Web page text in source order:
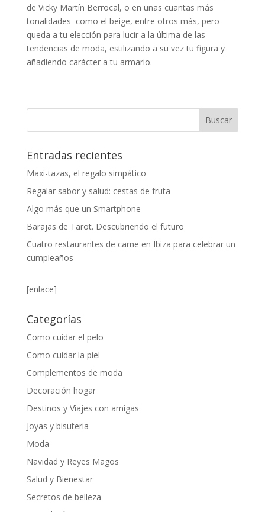
de Vicky Martín Berrocal, o en unas cuantas más
tonalidades como el beige, entre otros más, pero
queda a tu elección para lucir a la última de las
tendencias de moda, estilizando a su vez tu figura y
añadiendo carácter a tu armario.
Entradas recientes
Maxi-tazas, el regalo simpático
Regalar sabor y salud: cestas de fruta
Algo más que un Smartphone
Barajas de Tarot. Descubriendo el futuro
Cuatro restaurantes de carne en Ibiza para celebrar un
cumpleaños
[enlace]
Categorías
Como cuidar el pelo
Como cuidar la piel
Complementos de moda
Decoración hogar
Destinos y Viajes con amigas
Joyas y bisuteria
Moda
Navidad y Reyes Magos
Salud y Bienestar
Secretos de belleza